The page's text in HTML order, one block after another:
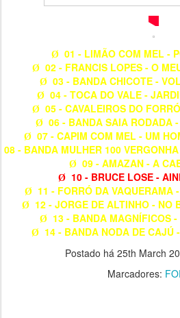
Ø 01 - LIMÃO COM MEL -
Ø 02 - FRANCIS LOPES - O
Ø 03 - BANDA CHICOTE -
Ø 04 - TOCA DO VALE -
Ø 05 - CAVALEIROS DO
Ø 06 - BANDA SAIA RODADA
Ø 07 - CAPIM COM MEL - UM
08 - BANDA MULHER 100
Ø 09 - AMAZAN - A
Ø 10 - BRUCE LOSE -
Ø 11 - FORRÓ DA VAQUERAMA
Ø 12 - JORGE DE ALTINHO - NO
Ø 13 - BANDA MAGNÍFICOS
Ø 14 - BANDA NODA DE CAJÚ
Postado há 25th March
Marcadores: